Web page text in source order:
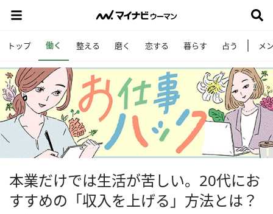
トップ 働く 整える 磨く 恋する 暮らす 占う メ
本業だけでは生活が苦しい。20代にお
すすめの「収入を上げる」方法とは？